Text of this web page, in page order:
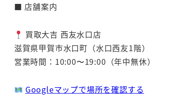
■ 店舗案内
買取大吉 西友水口店
滋賀県甲賀市水口町（水口西友1階）
営業時間：10:00〜19:00（年中無休）
Googleマップで場所を確認する